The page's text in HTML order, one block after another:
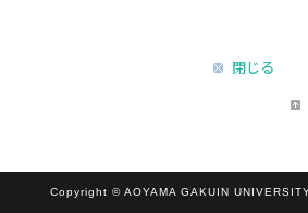
閉じる
Copyright © AOYAMA GAKUIN